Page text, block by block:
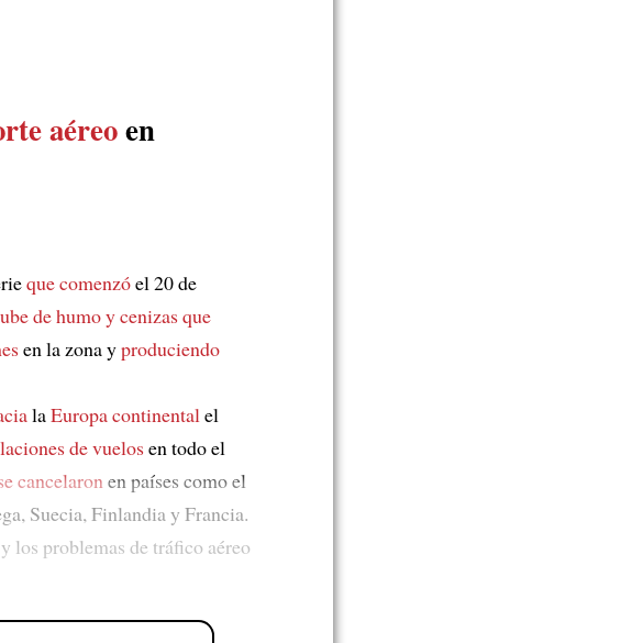
aéreoen
que comenzóel 20 de
de humo y cenizasque
en la zona yproduciendo
laEuropa continentalel
de vuelosen todo el
cancelaronen países como el
Suecia, Finlandia y Francia.
los problemas de tráfico aéreo